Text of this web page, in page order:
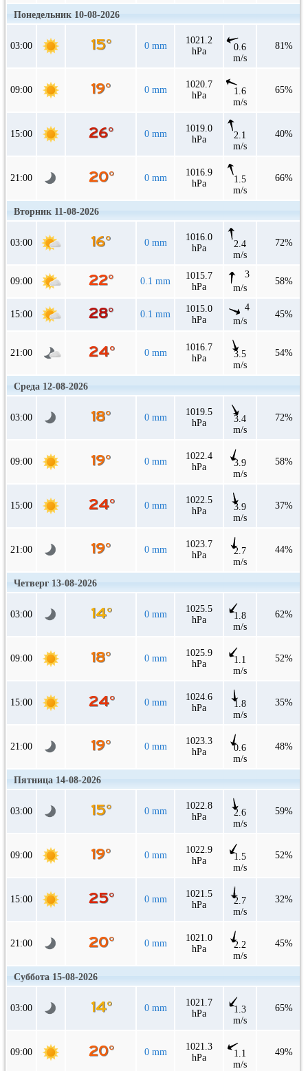
Понедельник 10-08-2026
03:00 0 mm
1021.2
hPa
0.6
m/s
81%
09:00 0 mm
1020.7
hPa
1.6
m/s
65%
15:00 0 mm
1019.0
hPa
2.1
m/s
40%
21:00 0 mm
1016.9
hPa
1.5
m/s
66%
Вторник 11-08-2026
03:00 0 mm
1016.0
hPa
2.4
m/s
72%
09:00 0.1 mm
1015.7
hPa
3
m/s
58%
15:00 0.1 mm
1015.0
hPa
4
m/s
45%
21:00 0 mm
1016.7
hPa
3.5
m/s
54%
Среда 12-08-2026
03:00 0 mm
1019.5
hPa
3.4
m/s
72%
09:00 0 mm
1022.4
hPa
3.9
m/s
58%
15:00 0 mm
1022.5
hPa
3.9
m/s
37%
21:00 0 mm
1023.7
hPa
2.7
m/s
44%
Четверг 13-08-2026
03:00 0 mm
1025.5
hPa
1.8
m/s
62%
09:00 0 mm
1025.9
hPa
1.1
m/s
52%
15:00 0 mm
1024.6
hPa
1.8
m/s
35%
21:00 0 mm
1023.3
hPa
0.6
m/s
48%
Пятница 14-08-2026
03:00 0 mm
1022.8
hPa
2.6
m/s
59%
09:00 0 mm
1022.9
hPa
1.5
m/s
52%
15:00 0 mm
1021.5
hPa
2.7
m/s
32%
21:00 0 mm
1021.0
hPa
2.2
m/s
45%
Суббота 15-08-2026
03:00 0 mm
1021.7
hPa
1.3
m/s
65%
09:00 0 mm
1021.3
hPa
1.1
m/s
49%